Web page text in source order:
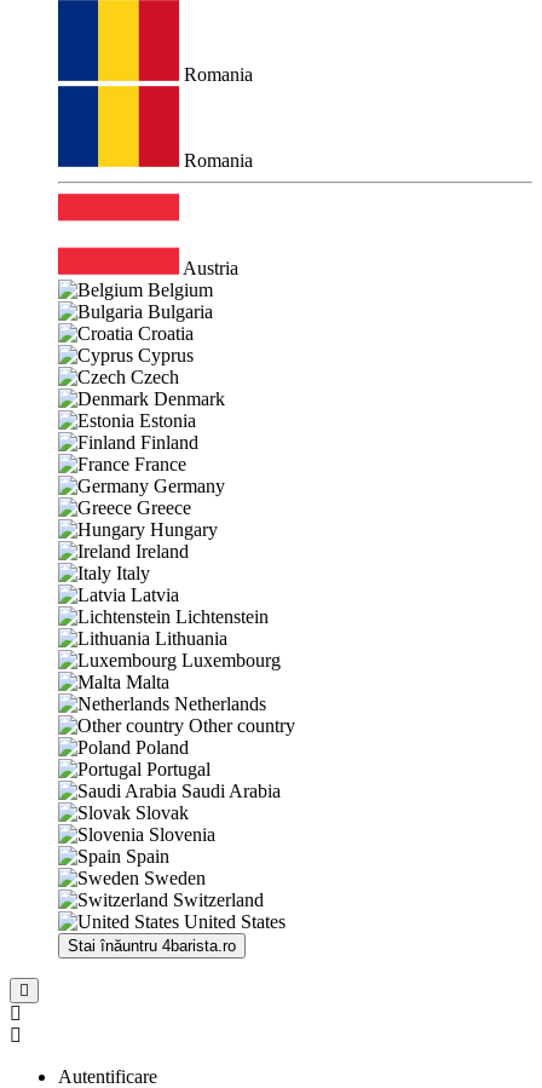
Romania
Romania
Austria
Belgium
Bulgaria
Croatia
Cyprus
Czech
Denmark
Estonia
Finland
France
Germany
Greece
Hungary
Ireland
Italy
Latvia
Lichtenstein
Lithuania
Luxembourg
Malta
Netherlands
Other country
Poland
Portugal
Saudi Arabia
Slovak
Slovenia
Spain
Sweden
Switzerland
United States
Stai înăuntru 4barista.ro
Autentificare